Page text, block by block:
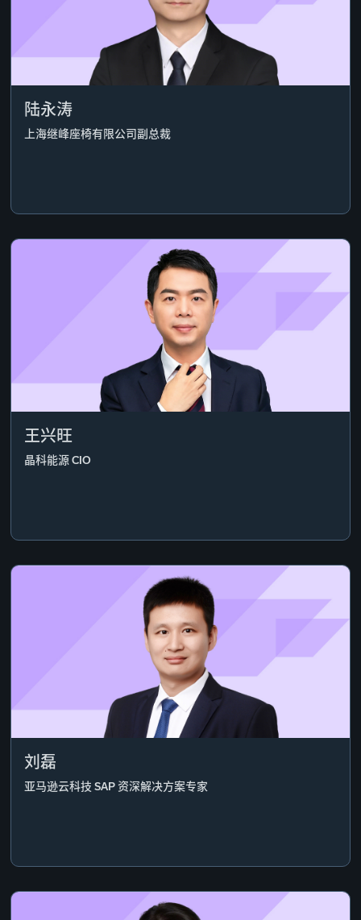
陆永涛
上海继峰座椅有限公司副总裁
王兴旺
晶科能源 CIO
刘磊
亚马逊云科技 SAP 资深解决方案专家